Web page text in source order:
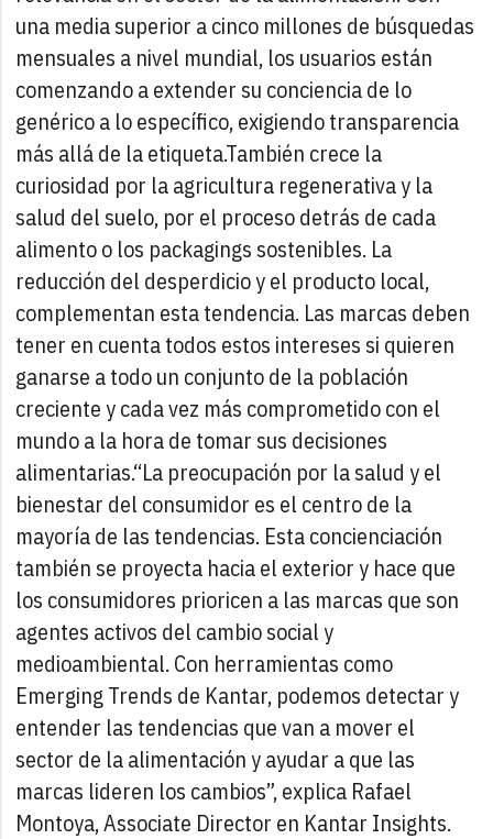
una media superior a cinco millones de búsquedas
mensuales a nivel mundial, los usuarios están
comenzando a extender su conciencia de lo
genérico a lo específico, exigiendo transparencia
más allá de la etiqueta.También crece la
curiosidad por la agricultura regenerativa y la
salud del suelo, por el proceso detrás de cada
alimento o los packagings sostenibles. La
reducción del desperdicio y el producto local,
complementan esta tendencia. Las marcas deben
tener en cuenta todos estos intereses si quieren
ganarse a todo un conjunto de la población
creciente y cada vez más comprometido con el
mundo a la hora de tomar sus decisiones
alimentarias.“La preocupación por la salud y el
bienestar del consumidor es el centro de la
mayoría de las tendencias. Esta concienciación
también se proyecta hacia el exterior y hace que
los consumidores prioricen a las marcas que son
agentes activos del cambio social y
medioambiental. Con herramientas como
Emerging Trends de Kantar, podemos detectar y
entender las tendencias que van a mover el
sector de la alimentación y ayudar a que las
marcas lideren los cambios”, explica Rafael
Montoya, Associate Director en Kantar Insights.